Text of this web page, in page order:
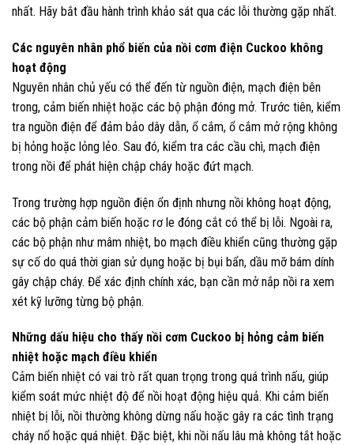
nhất. Hãy bắt đầu hành trình khảo sát qua các lỗi thường gặp nhất.
Các nguyên nhân phổ biến của nồi cơm điện Cuckoo không
hoạt động
Nguyên nhân chủ yếu có thể đến từ nguồn điện, mạch điện bên
trong, cảm biến nhiệt hoặc các bộ phận đóng mở. Trước tiên, kiểm
tra nguồn điện để đảm bảo dây dẫn, ổ cắm, ổ cắm mở rộng không
bị hỏng hoặc lỏng lẻo. Sau đó, kiểm tra các cầu chì, mạch điện
trong nồi để phát hiện chập cháy hoặc đứt mạch.
Trong trường hợp nguồn điện ổn định nhưng nồi không hoạt động,
các bộ phận cảm biến hoặc rơ le đóng cắt có thể bị lỗi. Ngoài ra,
các bộ phận như mâm nhiệt, bo mạch điều khiển cũng thường gặp
sự cố do quá thời gian sử dụng hoặc bị bụi bẩn, dầu mỡ bám dính
gây chập cháy. Để xác định chính xác, bạn cần mở nắp nồi ra xem
xét kỹ lưỡng từng bộ phận.
Những dấu hiệu cho thấy nồi cơm Cuckoo bị hỏng cảm biến
nhiệt hoặc mạch điều khiển
Cảm biến nhiệt có vai trò rất quan trọng trong quá trình nấu, giúp
kiểm soát mức nhiệt độ để nồi hoạt động hiệu quả. Khi cảm biến
nhiệt bị lỗi, nồi thường không dừng nấu hoặc gây ra các tình trạng
cháy nổ hoặc quá nhiệt. Đặc biệt, khi nồi nấu lâu mà không tắt hoặc